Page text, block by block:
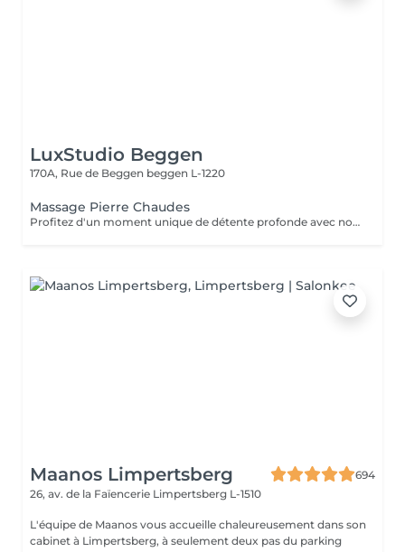
LuxStudio Beggen
170A, Rue de Beggen beggen L-1220
Massage Pierre Chaudes
Profitez d'un moment unique de détente profonde avec notre massage aux pierres chaudes, disponible en séances de 60 ou 90 minutes. Nos esthéticiennes spécialisées appliquent des pierres de basalte chauffées stratégiquement le long du corps, en combinant des mouvements doux et des techniques traditionnelles de massage. La chaleur des pierres pénètre profondément dans les muscles, favorisant la détente et le soulagement des tensions. En plus des bienfaits physiques, tels que l'amélioration de la circulation sanguine et le soulagement des douleurs musculaires, la thérapie contribue à l'équilibre mental en réduisant le stress et l'anxiété. La combinaison unique de chaleur et de massage offre une expérience thérapeutique complète, revitalisant à la fois le corps et l'esprit. Laissez-vous envelopper par la chaleur réconfortante des pierres et embarquez pour un voyage vers le bien-être total. Le temps de préparation et d'installation de la cliente est inclus dans la période choisie, garantissant que chaque minute soit dédiée à votre bien-être.
Maanos Limpertsberg
694
26, av. de la Faïencerie Limpertsberg L-1510
L'équipe de Maanos vous accueille chaleureusement dans son
cabinet à Limpertsberg, à seulement deux pas du parking